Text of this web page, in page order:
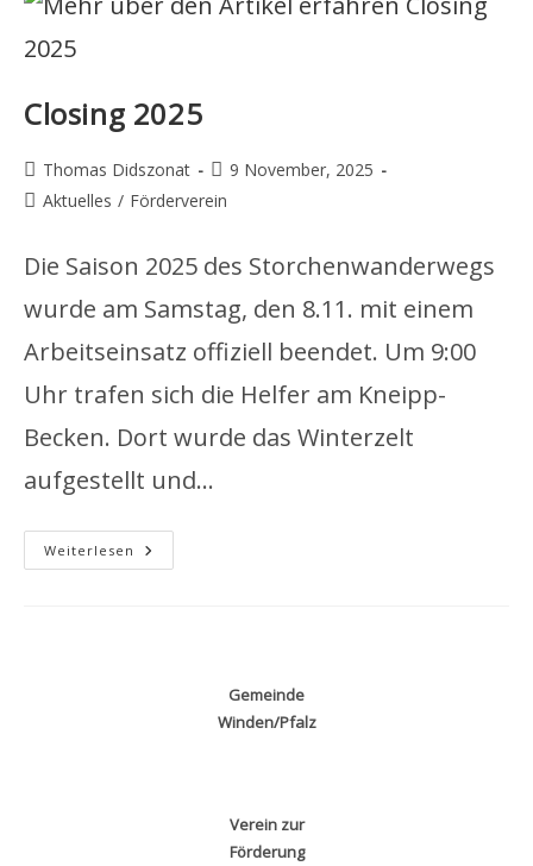
Closing 2025
Beitrags-
Autor:
Thomas Didszonat
Beitrag
veröffentlicht:
9 November, 2025
Beitrags-
Aktuelles / Förderverein
Die Saison 2025 des Storchenwanderwegs
wurde am Samstag, den 8.11. mit einem
Arbeitseinsatz offiziell beendet. Um 9:00
Uhr trafen sich die Helfer am Kneipp-
Becken. Dort wurde das Winterzelt
aufgestellt und…
Weiterlesen Closing
2025
Gemeinde
Winden/Pfalz
Verein zur
Förderung